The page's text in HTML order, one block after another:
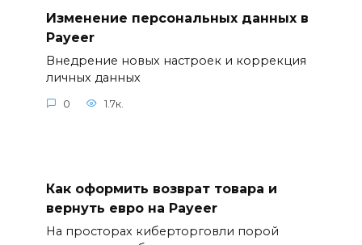
Изменение персональных данных в
Payeer
Внедрение новых настроек и коррекция
личных данных
0 1.7к.
Как оформить возврат товара и
вернуть евро на Payeer
На просторах киберторговли порой